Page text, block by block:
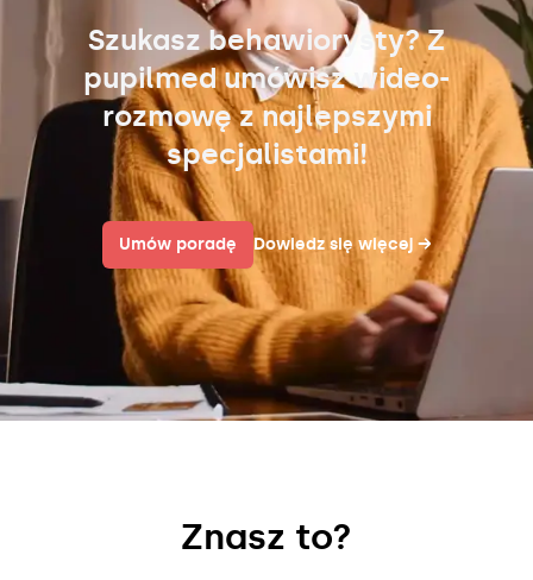
Szukasz behawiorysty? Z
pupilmed umówisz wideo-
rozmowę z najlepszymi
specjalistami!
Umów poradę Dowiedz się więcej →
Znasz to?